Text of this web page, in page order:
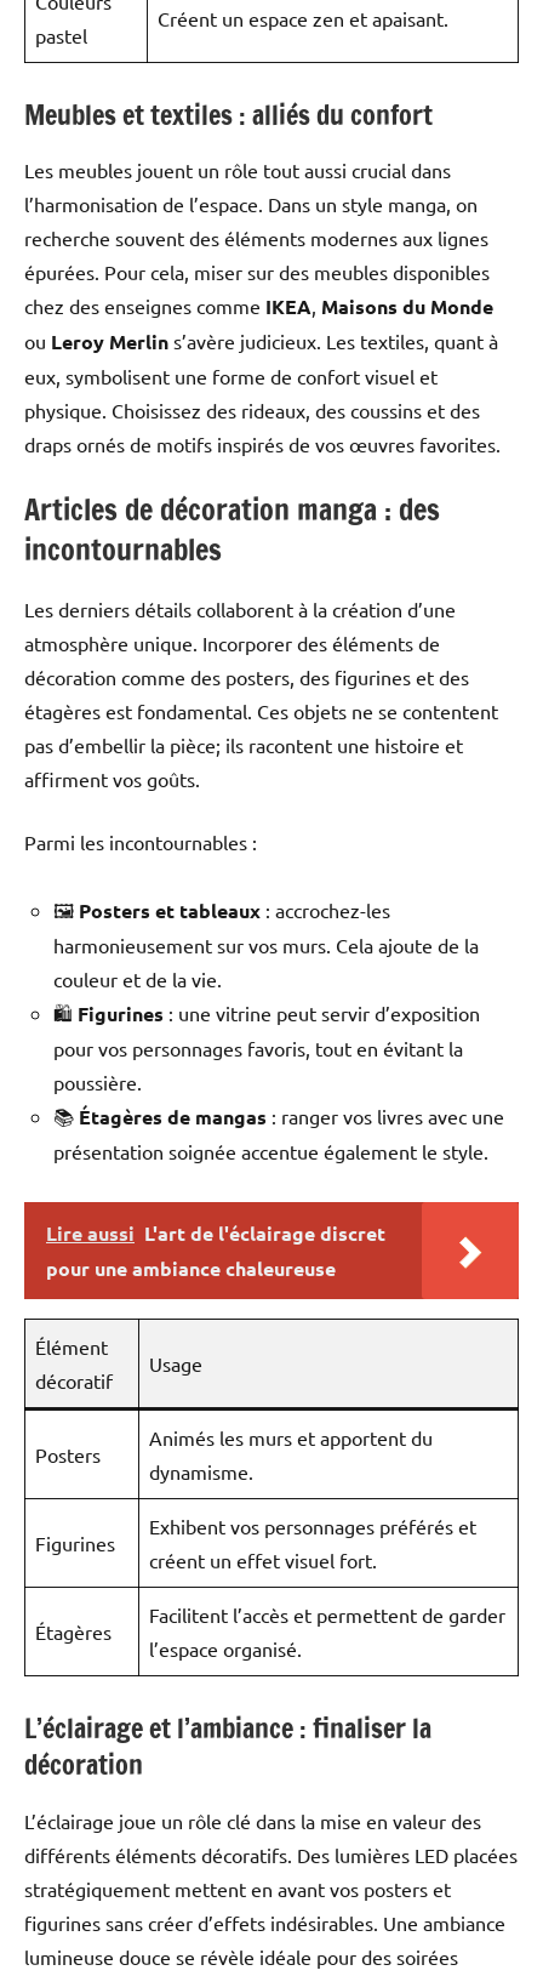
pastel
Créent un espace zen et apaisant.
Meubles et textiles : alliés du confort
Les meubles jouent un rôle tout aussi crucial dans
l’harmonisation de l’espace. Dans un style manga, on
recherche souvent des éléments modernes aux lignes
épurées. Pour cela, miser sur des meubles disponibles
chez des enseignes comme IKEA, Maisons du Monde
ou Leroy Merlin s’avère judicieux. Les textiles, quant à
eux, symbolisent une forme de confort visuel et
physique. Choisissez des rideaux, des coussins et des
draps ornés de motifs inspirés de vos œuvres favorites.
Articles de décoration manga : des
incontournables
Les derniers détails collaborent à la création d’une
atmosphère unique. Incorporer des éléments de
décoration comme des posters, des figurines et des
étagères est fondamental. Ces objets ne se contentent
pas d’embellir la pièce; ils racontent une histoire et
affirment vos goûts.
Parmi les incontournables :
🖼️ Posters et tableaux : accrochez-les
harmonieusement sur vos murs. Cela ajoute de la
couleur et de la vie.
🛍️ Figurines : une vitrine peut servir d’exposition
pour vos personnages favoris, tout en évitant la
poussière.
📚 Étagères de mangas : ranger vos livres avec une
présentation soignée accentue également le style.
Lire aussi L'art de l'éclairage discret
pour une ambiance chaleureuse
Élément
décoratif
Usage
Posters
Animés les murs et apportent du
dynamisme.
Figurines
Exhibent vos personnages préférés et
créent un effet visuel fort.
Étagères
Facilitent l’accès et permettent de garder
l’espace organisé.
L’éclairage et l’ambiance : finaliser la
décoration
L’éclairage joue un rôle clé dans la mise en valeur des
différents éléments décoratifs. Des lumières LED placées
stratégiquement mettent en avant vos posters et
figurines sans créer d’effets indésirables. Une ambiance
lumineuse douce se révèle idéale pour des soirées